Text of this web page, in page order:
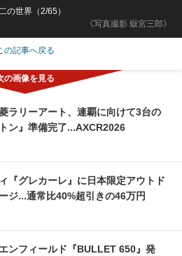
《写真撮影 嶽宮三郎》
の世界（2/65）
の記事へ戻る
ラリーアート、連覇に向けて3台の
トン』準備完了...AXCR2026
『グレカーレ』に日本限定アウトド
ジ...通常比40%超引きの46万円
ンフィールド『BULLET 650』発